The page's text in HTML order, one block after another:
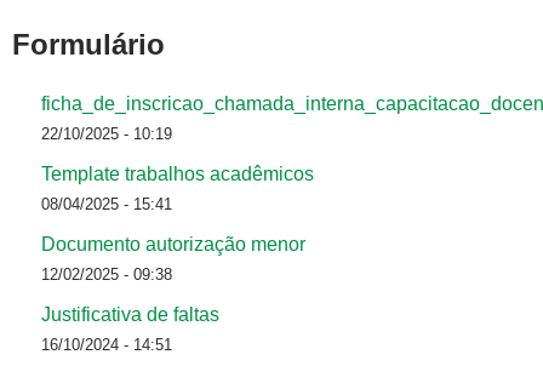
Formulário
22/10/2025 - 10:19
Template trabalhos acadêmicos
08/04/2025 - 15:41
Documento autorização menor
12/02/2025 - 09:38
Justificativa de faltas
16/10/2024 - 14:51